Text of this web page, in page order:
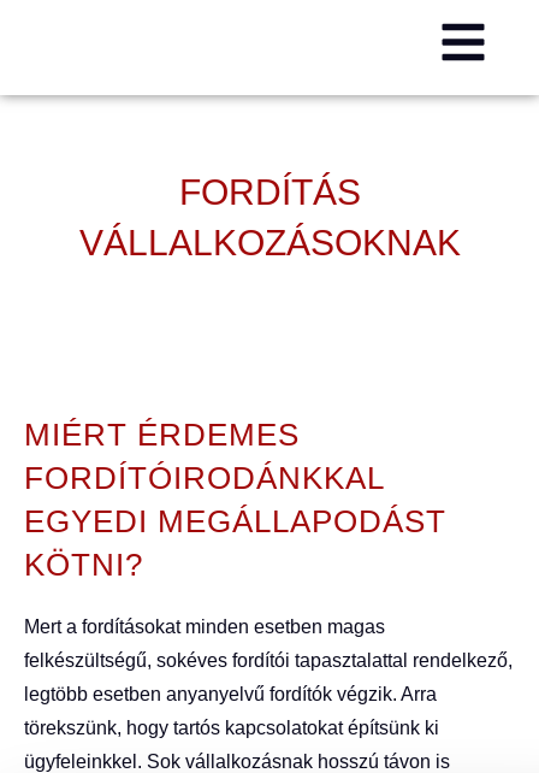
FORDÍTÁS
VÁLLALKOZÁSOKNAK
MIÉRT ÉRDEMES
FORDÍTÓIRODÁNKKAL
EGYEDI MEGÁLLAPODÁST
KÖTNI?
Mert a fordításokat minden esetben magas
felkészültségű, sokéves fordítói tapasztalattal rendelkező,
legtöbb esetben anyanyelvű fordítók végzik. Arra
törekszünk, hogy tartós kapcsolatokat építsünk ki
ügyfeleinkkel. Sok vállalkozásnak hosszú távon is